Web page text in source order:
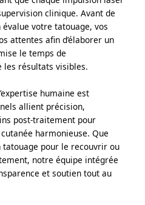
clinique. Avant de
votre tatouage, vos
attentes afin d’élaborer un
le temps de
les résultats visibles.
humaine est
allient précision,
post-traitement pour
harmonieuse. Que
pour le recouvrir ou
notre équipe intégrée
et soutien tout au